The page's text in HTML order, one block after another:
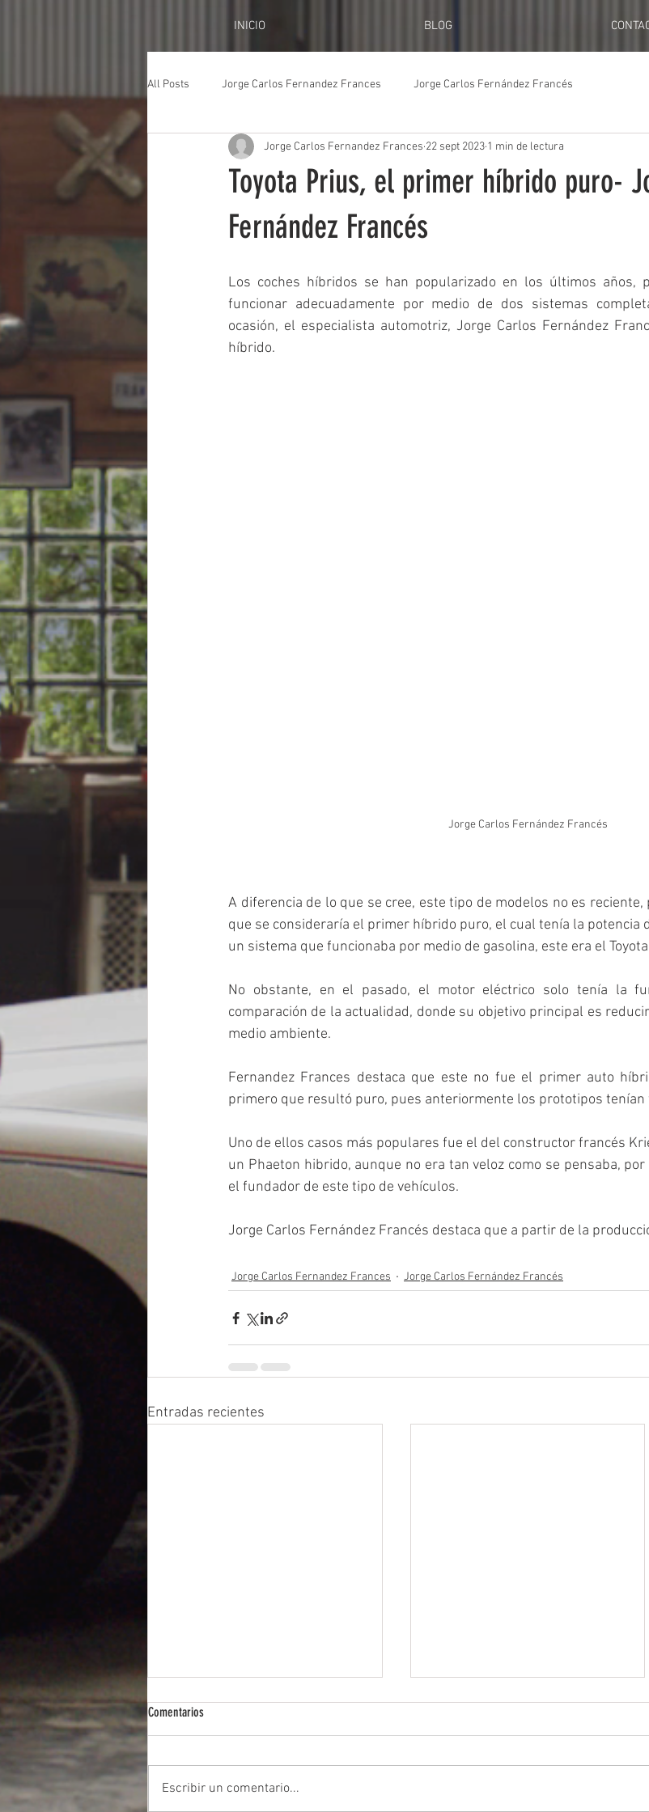
INICIO BLOG
All Posts Jorge Carlos Fernandez Frances Jorge Carlos Fernández Francés
Toyota Prius, el primer híbrido puro-
Fernández Francés
Jorge Carlos Fernandez Frances 22 sept 2023 1 min de lectura
Los coches híbridos se han popularizado en los últimos años,
funcionar adecuadamente por medio de dos sistemas
ocasión, el especialista automotriz, Jorge Carlos Fernández
híbrido.
Jorge Carlos Fernández Francés
A diferencia de lo que se cree, este tipo de modelos no es reciente,
que se consideraría el primer híbrido puro, el cual tenía la potencia
un sistema que funcionaba por medio de gasolina, este era el
No obstante, en el pasado, el motor eléctrico solo tenía la
comparación de la actualidad, donde su objetivo principal es
medio ambiente.
Fernandez Frances destaca que este no fue el primer auto
primero que resultó puro, pues anteriormente los prototipos
Uno de ellos casos más populares fue el del constructor francés
un Phaeton hibrido, aunque no era tan veloz como se pensaba,
el fundador de este tipo de vehículos.
Jorge Carlos Fernández Francés destaca que a partir de la
Jorge Carlos Fernandez Frances Jorge Carlos Fernández Francés
Entradas recientes
Comentarios
Escribir un comentario...